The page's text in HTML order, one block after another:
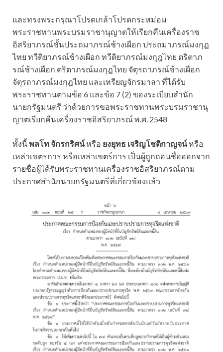
และทรงพระกรุณาโปรดเกล้าโปรดกระหม่อม
พระราชทานพระบรมราชานุญาตให้เรียกคืนเครื่องราช
อิสริยาภรณ์ชั้นประถมาภรณ์ช้างเผือก ประถมาภรณ์มงกุฎ
ไทย ทวีติยาภรณ์ช้างเผือก ทวีติยาภรณ์มงกุฎไทย ตริตาภ
รณ์ช้างเผือก ตริตาภรณ์มงกุฎไทย จัตุรถาภรณ์ช้างเผือก
จัตุรถาภรณ์มงกุฎไทย และเหรียญจักรมาลา ที่ได้รับ
พระราชทานตามข้อ 6 และข้อ 7 (2) ของระเบียบสำนัก
นายกรัฐมนตรี ว่าด้วยการขอพระราชทานพระบรมราชานุ
ญาตเรียกคืนเครื่องราชอิสริยาภรณ์ พ.ศ. 2548
ทั้งนี้พลโท จักรกริศน์หรือ ยงยุทธ เจริญโชติกาญจน์หรือ
เหล่าเขตรการ หรือเหล่าเขตร์การ เป็นผู้ถูกถอนชื่อออกจาก
รายชื่อผู้ได้รับพระราชทานเครื่องราชอิสริยาภรณ์ตาม
ประกาศสำนักนายกรัฐมนตรีที่เกี่ยวข้องแล้ว